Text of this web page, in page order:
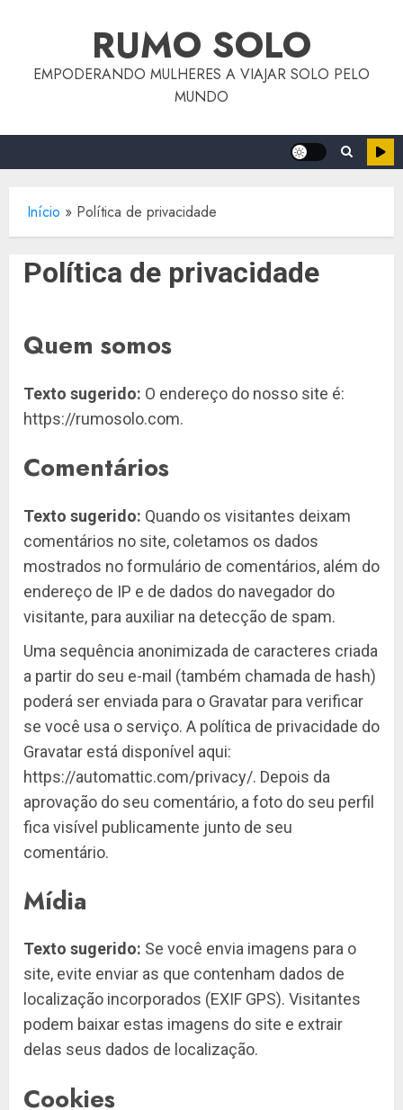
RUMO SOLO
EMPODERANDO MULHERES A VIAJAR SOLO PELO
MUNDO
Início » Política de privacidade
Política de privacidade
Quem somos
Texto sugerido: O endereço do nosso site é:
https://rumosolo.com.
Comentários
Texto sugerido: Quando os visitantes deixam
comentários no site, coletamos os dados
mostrados no formulário de comentários, além do
endereço de IP e de dados do navegador do
visitante, para auxiliar na detecção de spam.
Uma sequência anonimizada de caracteres criada
a partir do seu e-mail (também chamada de hash)
poderá ser enviada para o Gravatar para verificar
se você usa o serviço. A política de privacidade do
Gravatar está disponível aqui:
https://automattic.com/privacy/. Depois da
aprovação do seu comentário, a foto do seu perfil
fica visível publicamente junto de seu
comentário.
Mídia
Texto sugerido: Se você envia imagens para o
site, evite enviar as que contenham dados de
localização incorporados (EXIF GPS). Visitantes
podem baixar estas imagens do site e extrair
delas seus dados de localização.
Cookies